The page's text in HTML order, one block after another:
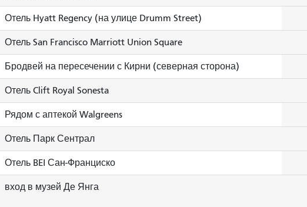
Отель Hyatt Regency (на улице Drumm Street)
Отель San Francisco Marriott Union Square
Бродвей на пересечении с Кирни (северная сторона)
Отель Clift Royal Sonesta
Рядом с аптекой Walgreens
Отель Парк Сентрал
Отель BEI Сан-Франциско
вход в музей Де Янга